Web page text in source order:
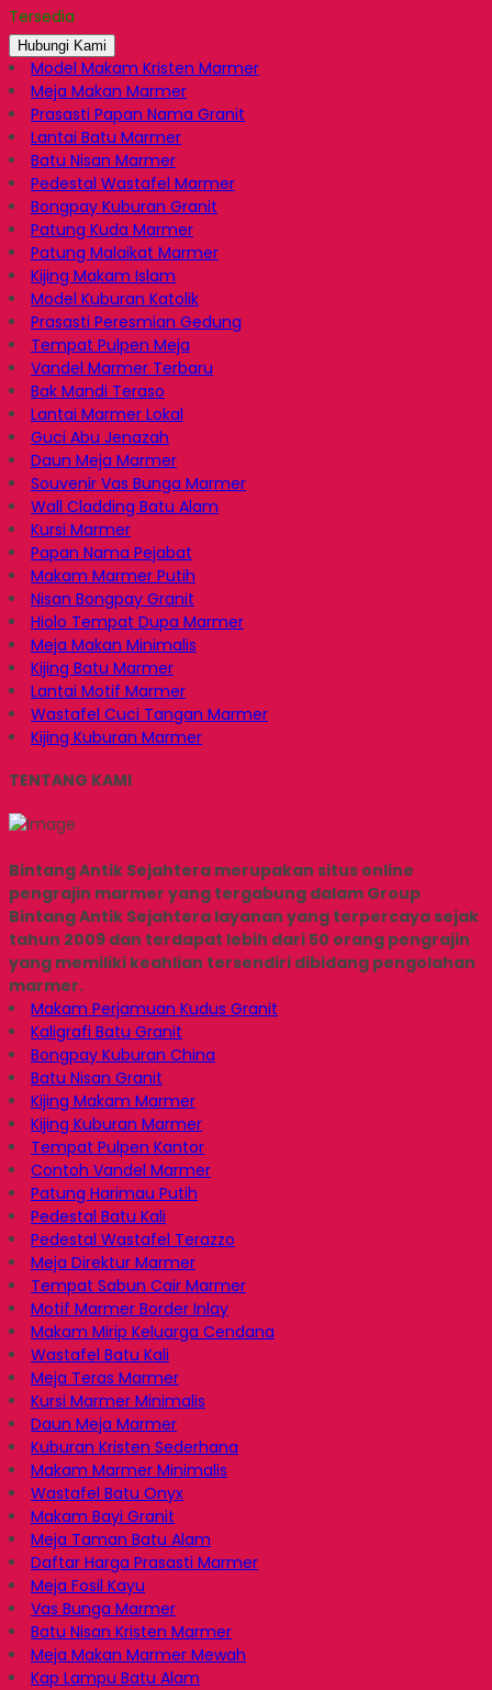
Tersedia
Hubungi Kami
Model Makam Kristen Marmer
Meja Makan Marmer
Prasasti Papan Nama Granit
Lantai Batu Marmer
Batu Nisan Marmer
Pedestal Wastafel Marmer
Bongpay Kuburan Granit
Patung Kuda Marmer
Patung Malaikat Marmer
Kijing Makam Islam
Model Kuburan Katolik
Prasasti Peresmian Gedung
Tempat Pulpen Meja
Vandel Marmer Terbaru
Bak Mandi Teraso
Lantai Marmer Lokal
Guci Abu Jenazah
Daun Meja Marmer
Souvenir Vas Bunga Marmer
Wall Cladding Batu Alam
Kursi Marmer
Papan Nama Pejabat
Makam Marmer Putih
Nisan Bongpay Granit
Hiolo Tempat Dupa Marmer
Meja Makan Minimalis
Kijing Batu Marmer
Lantai Motif Marmer
Wastafel Cuci Tangan Marmer
Kijing Kuburan Marmer
TENTANG KAMI
Bintang Antik Sejahtera merupakan situs online
pengrajin marmer yang tergabung dalam Group
Bintang Antik Sejahtera layanan yang terpercaya sejak
tahun 2009 dan terdapat lebih dari 50 orang pengrajin
yang memiliki keahlian tersendiri dibidang pengolahan
marmer.
Makam Perjamuan Kudus Granit
Kaligrafi Batu Granit
Bongpay Kuburan China
Batu Nisan Granit
Kijing Makam Marmer
Kijing Kuburan Marmer
Tempat Pulpen Kantor
Contoh Vandel Marmer
Patung Harimau Putih
Pedestal Batu Kali
Pedestal Wastafel Terazzo
Meja Direktur Marmer
Tempat Sabun Cair Marmer
Motif Marmer Border Inlay
Makam Mirip Keluarga Cendana
Wastafel Batu Kali
Meja Teras Marmer
Kursi Marmer Minimalis
Daun Meja Marmer
Kuburan Kristen Sederhana
Makam Marmer Minimalis
Wastafel Batu Onyx
Makam Bayi Granit
Meja Taman Batu Alam
Daftar Harga Prasasti Marmer
Meja Fosil Kayu
Vas Bunga Marmer
Batu Nisan Kristen Marmer
Meja Makan Marmer Mewah
Kap Lampu Batu Alam